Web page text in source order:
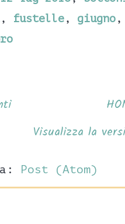
, fustelle , giugno
Visualizza la
Post (Atom)